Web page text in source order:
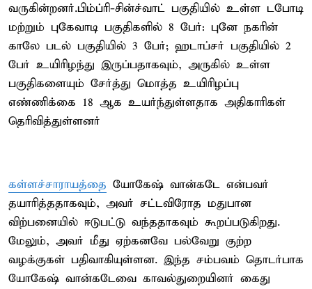
வருகின்றனர்.பிம்ப்ரி-சின்ச்வாட் பகுதியில் உள்ள டபோடி
மற்றும் புகேவாடி பகுதிகளில் 8 பேர்: புனே நகரின்
காலே படல் பகுதியில் 3 பேர்; ஹடாப்சர் பகுதியில் 2
பேர் உயிரிழந்து இருப்பதாகவும், அருகில் உள்ள
பகுதிகளையும் சேர்த்து மொத்த உயிரிழப்பு
எண்ணிக்கை 18 ஆக உயர்ந்துள்ளதாக அதிகாரிகள்
தெரிவித்துள்ளனர்
கள்ளச்சாராயத்தை யோகேஷ் வான்கடே என்பவர்
தயாரித்ததாகவும், அவர் சட்டவிரோத மதுபான
விற்பனையில் ஈடுபட்டு வந்ததாகவும் கூறப்படுகிறது.
மேலும், அவர் மீது ஏற்கனவே பல்வேறு குற்ற
வழக்குகள் பதிவாகியுள்ளன. இந்த சம்பவம் தொடர்பாக
யோகேஷ் வான்கடேவை காவல்துறையினர் கைது